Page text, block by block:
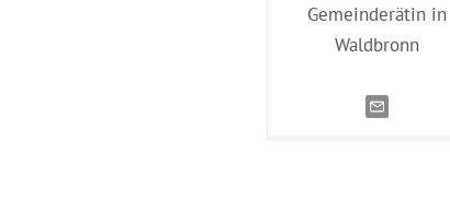
Gemeinderätin in
Waldbronn